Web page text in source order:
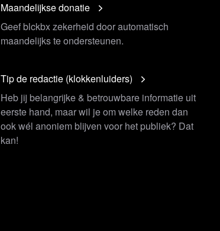
Maandelijkse donatie
Geef blckbx zekerheid door automatisch
maandelijks te ondersteunen.
Tip de redactie (klokkenluiders)
Heb jij belangrijke & betrouwbare informatie uit
eerste hand, maar wil je om welke reden dan
ook wél anoniem blijven voor het publiek? Dat
kan!